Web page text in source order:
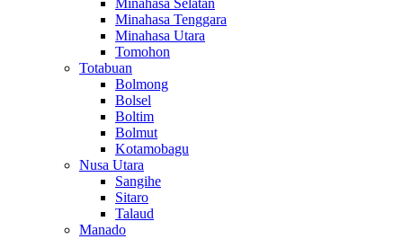
Minahasa Selatan
Minahasa Tenggara
Minahasa Utara
Tomohon
Totabuan
Bolmong
Bolsel
Boltim
Bolmut
Kotamobagu
Nusa Utara
Sangihe
Sitaro
Talaud
Manado